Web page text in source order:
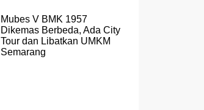
Mubes V BMK 1957
Dikemas Berbeda, Ada City
Tour dan Libatkan UMKM
Semarang